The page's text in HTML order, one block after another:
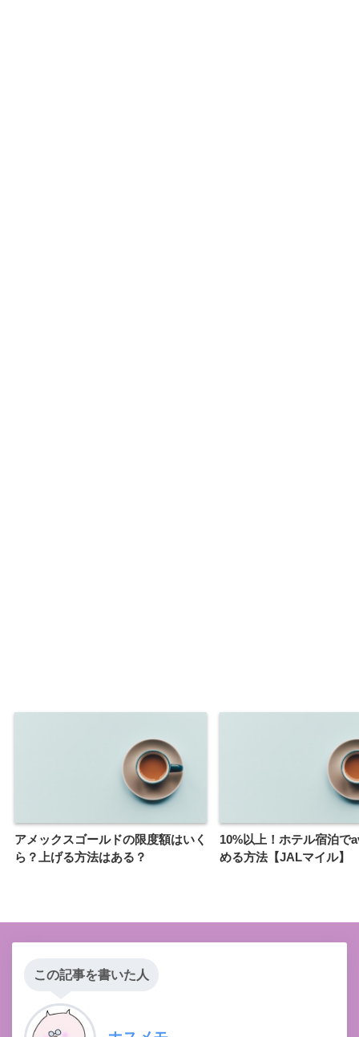
アメックスゴールドの限度額はいく
ら？上げる方法はある？
10%以上！ホテル宿泊で
める方法【JALマイル】
この記事を書いた人